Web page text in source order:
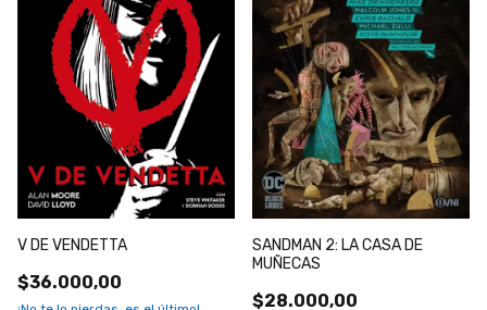
V DE VENDETTA
$36.000,00
SANDMAN 2: LA CASA DE
MUÑECAS
$28.000,00